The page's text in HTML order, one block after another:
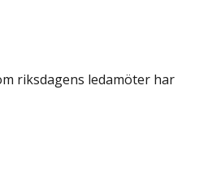
riksdagens ledamöter har